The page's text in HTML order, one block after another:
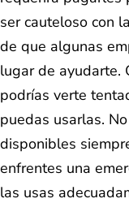
ser cauteloso con
de que algunas
lugar de ayudarte.
podrías verte
puedas usarlas.
disponibles
enfrentes una
las usas